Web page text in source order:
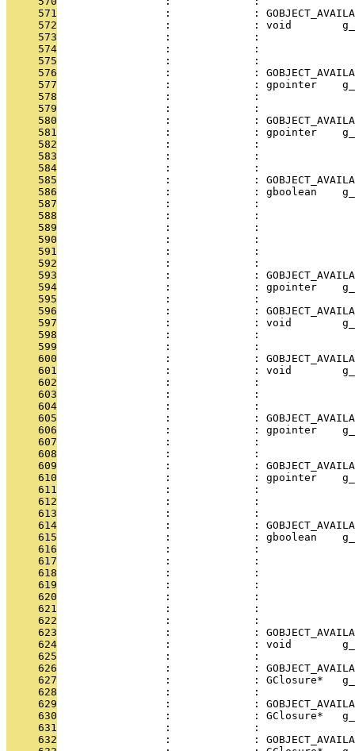
     571
:             :
     572
:             : void
     573
:             :
     574
:             :
     575
:             :
     576
:             :
     577
:             : gpointer
     578
:             :
     579
                 :             :
     580
:             :
     581
:             : gpointer
     582
:             :
     583
:             :
     584
:             :
     585
:             :
     586
:             : gboolean
     587
:             :
     588
:             :
     589
:             :
     590
:             :
     591
:             :
     592
                 :             :
     593
:             :
     594
:             : gpointer
     595
:             :
     596
:             :
     597
:             : void
     598
:             :
     599
:             :
     600
:             :
     601
:             : void
     602
:             :
     603
:             :
     604
:             :
     605
:             :
     606
:             : gpointer
     607
:             :
     608
                 :             :
     609
:             :
     610
:             : gpointer
     611
:             :
     612
:             :
     613
:             :
     614
:             :
     615
:             : gboolean
     616
:             :
     617
:             :
     618
:             :
     619
:             :
     620
:             :
     621
                 :             :
     622
                 :             :
     623
:             :
     624
:             : void
     625
:             :
     626
:             :
     627
:             : GClosure*
     628
:             :
     629
:             :
     630
:             : GClosure*
     631
:             :
     632
:             :